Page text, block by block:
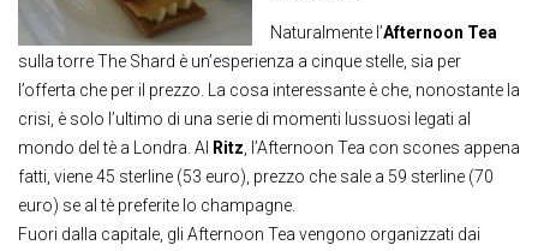
Naturalmente l’Afternoon Tea
sulla torre The Shard è un’esperienza a cinque stelle, sia per
l’offerta che per il prezzo. La cosa interessante è che, nonostante la
crisi, è solo l’ultimo di una serie di momenti lussuosi legati al
mondo del tè a Londra. Al Ritz , l’Afternoon Tea con scones appena
fatti, viene 45 sterline (53 euro), prezzo che sale a 59 sterline (70
euro) se al tè preferite lo champagne.
Fuori dalla capitale, gli Afternoon Tea vengono organizzati dai